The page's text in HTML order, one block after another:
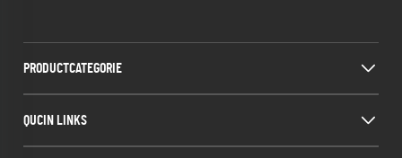
PRODUCTCATEGORIE
QUCIN LINKS